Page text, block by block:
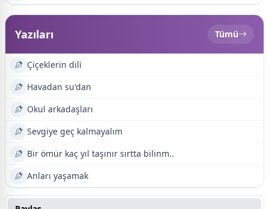
Yazıları Tümü
Çiçeklerin dili
Havadan su'dan
Okul arkadaşları
Sevgiye geç kalmayalım
Bir ömür kaç yıl taşınır sırtta bilinm..
Anları yaşamak